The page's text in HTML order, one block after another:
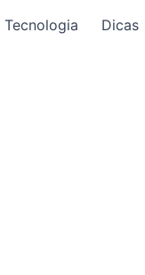
Tecnologia Dicas